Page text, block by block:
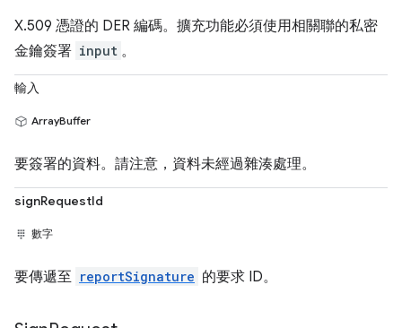
X.509 憑證的 DER 編碼。擴充功能必須使用相關聯的私密
金鑰簽署 input 。
輸入
ArrayBuffer
要簽署的資料。請注意，資料未經過雜湊處理。
signRequestId
數字
要傳遞至 reportSignature 的要求 ID。